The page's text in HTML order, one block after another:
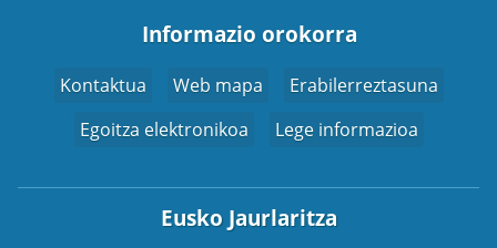
Informazio orokorra
Kontaktua Web mapa
Erabilerreztasuna
Egoitza elektronikoa
Lege informazioa
Eusko Jaurlaritza